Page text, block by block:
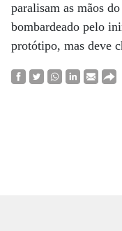
paralisam as mãos
bombardeado pelo
protótipo, mas deve